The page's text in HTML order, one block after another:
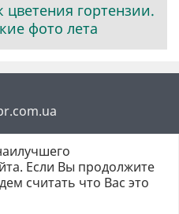
гортензии.
фото лета
порадниця
Если Вы продолжите
считать что Вас это